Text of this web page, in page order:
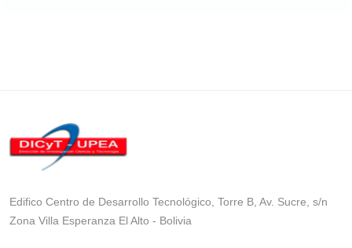
Edifico Centro de Desarrollo Tecnológico, Torre B, Av. Sucre, s/n
Zona Villa Esperanza El Alto - Bolivia